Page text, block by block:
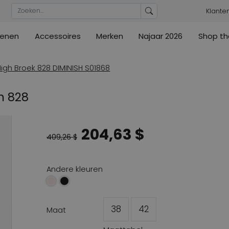
Accessoires
Merken
Najaar 2026
Shop
Arche
Broek 828 DIMINISH S01868
828
409,26 $ 204,63 $
Andere kleuren
Maat 38 42